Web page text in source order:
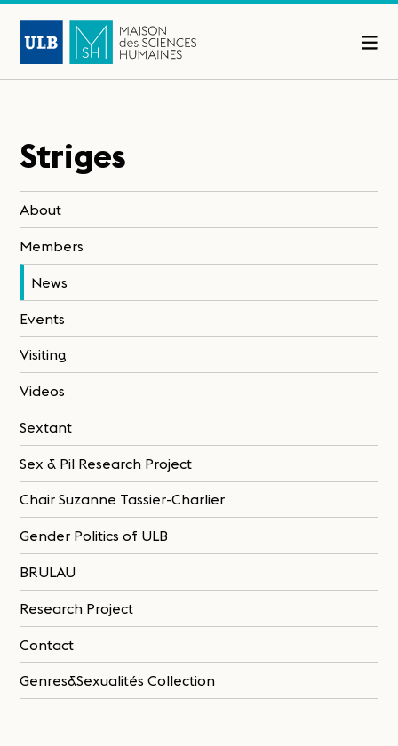
Striges
About
Members
News
Events
Visiting
Videos
Sextant
Sex & Pil Research Project
Chair Suzanne Tassier-Charlier
Gender Politics of ULB
BRULAU
Research Project
Contact
Genres&Sexualités Collection